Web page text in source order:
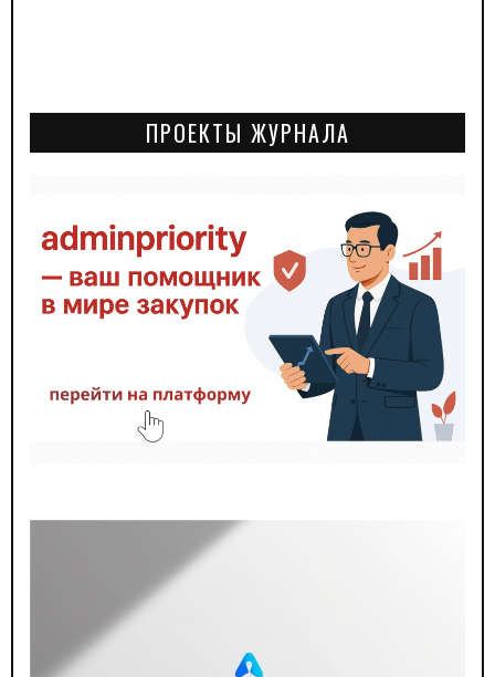
ПРОЕКТЫ ЖУРНАЛА